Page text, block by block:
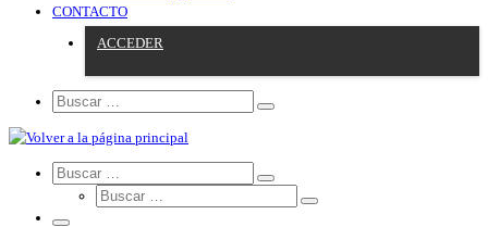
CONTACTO
ACCEDER
Search
Search